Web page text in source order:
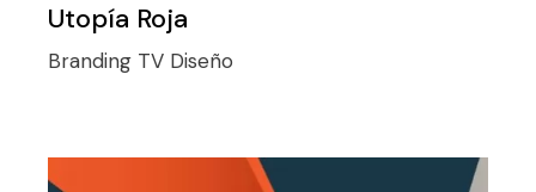
Utopía Roja
Branding TV Diseño